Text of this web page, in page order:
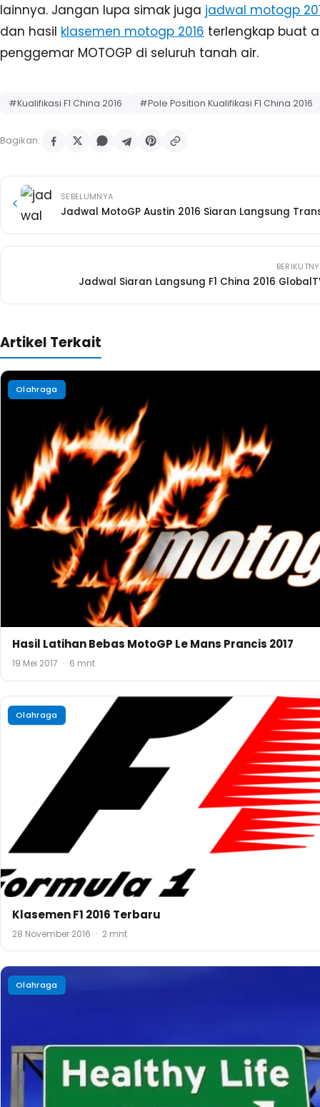
Hasil Latihan Bebas MotoGP Le Mans Prancis 2017
Olahraga
Klasemen F1 2016 Terbaru
28 November 2016 · 2 mnt
Olahraga
Bagaimana Cara Mudah dan Murah Mencegah
Jantung?
2 November 2016 3 mnt
Olahraga